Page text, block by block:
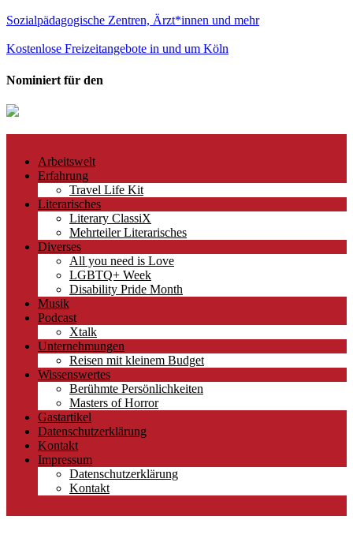
Sozialpädagogische Zentren, Ärzt*innen und mehr
Kostenlose Freizeitangebote in und um Köln
Nominiert für den
Arbeitswelt
Erfahrung
Travel Life Kit
Literarisches
Literary ClassiX
Mehrteiler Literarisches
Diverses
All you need is Love
LGBTQ+ Week
Disability Pride Month
Musik
Podcast
Xtalk
Unternehmungen
Reisen mit kleinem Budget
Wissenswertes
Berühmte Persönlichkeiten
Masters of Horror
Gastartikel
Datenschutzerklärung
Kontakt
Impressum
Datenschutzerklärung
Kontakt